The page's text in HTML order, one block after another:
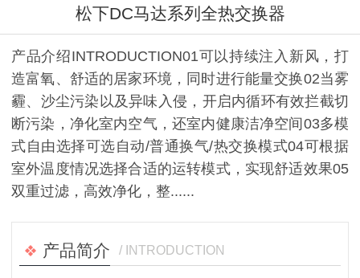
松下DC马达系列全热交换器
产品介绍INTRODUCTION01可以持续注入新风，打
造富氧、舒适的居家环境，同时进行能量交换02当雾
霾、沙尘污染以及异味入侵，开启内循环有效拦截切
断污染，净化室内空气，还室内健康洁净空间03多模
式自由选择可选自动/普通换气/热交换模式04可根据
室外温度情况选择合适的运转模式，实现舒适效果05
双重过滤，高效净化，整......
产品简介 / INTRODUCTION